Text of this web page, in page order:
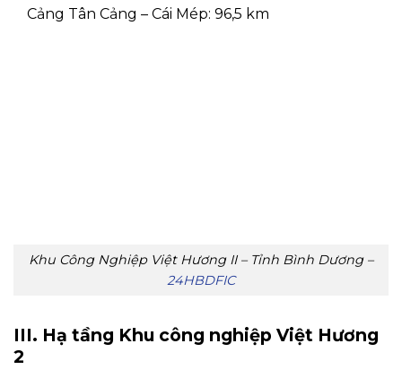
Cảng Tân Cảng – Cái Mép: 96,5 km
Khu Công Nghiệp Việt Hương II – Tỉnh Bình Dương –
24HBDFIC
III. Hạ tầng Khu công nghiệp Việt Hương
2